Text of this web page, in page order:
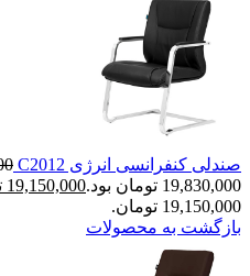
صندلی کنفرانسی انرژی C2012
19,830,000 تومان بود.
19,150,000
19,150,000 تومان.
بازگشت به محصولات